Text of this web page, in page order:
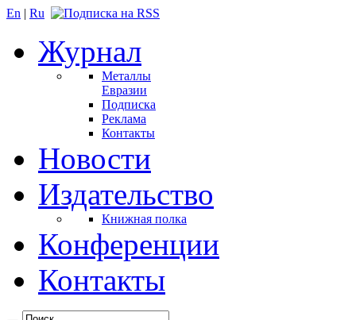
En | Ru
Журнал
Металлы
Евразии
Подписка
Реклама
Контакты
Новости
Издательство
Книжная полка
Конференции
Контакты